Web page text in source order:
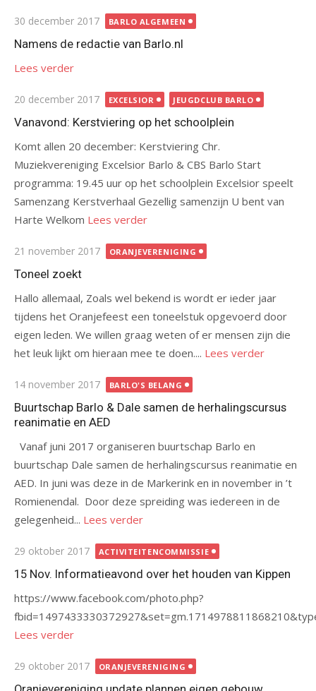
Gepubliceerd
op
30 december 2017 BARLO ALGEMEEN
Namens de redactie van Barlo.nl
Lees verder
Gepubliceerd
op
20 december 2017 EXCELSIOR JEUGDCLUB BARLO
Vanavond: Kerstviering op het schoolplein
Komt allen 20 december: Kerstviering Chr.
Muziekvereniging Excelsior Barlo & CBS Barlo Start
programma: 19.45 uur op het schoolplein Excelsior speelt
Samenzang Kerstverhaal Gezellig samenzijn U bent van
Harte Welkom Lees verder
Gepubliceerd
op
21 november 2017 ORANJEVERENIGING
Toneel zoekt
Hallo allemaal, Zoals wel bekend is wordt er ieder jaar
tijdens het Oranjefeest een toneelstuk opgevoerd door
eigen leden. We willen graag weten of er mensen zijn die
het leuk lijkt om hieraan mee te doen.... Lees verder
Gepubliceerd
op
14 november 2017 BARLO'S BELANG
Buurtschap Barlo & Dale samen de herhalingscursus
reanimatie en AED
Vanaf juni 2017 organiseren buurtschap Barlo en
buurtschap Dale samen de herhalingscursus reanimatie en
AED. In juni was deze in de Markerink en in november in ’t
Romienendal. Door deze spreiding was iedereen in de
gelegenheid... Lees verder
Gepubliceerd
op
29 oktober 2017 ACTIVITEITENCOMMISSIE
15 Nov. Informatieavond over het houden van Kippen
https://www.facebook.com/photo.php?
Lees verder
Gepubliceerd
op
29 oktober 2017 ORANJEVERENIGING